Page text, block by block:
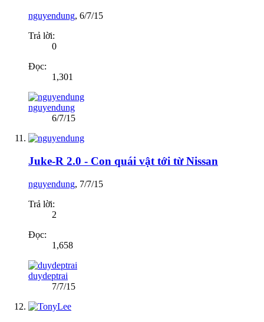
nguyendung, 6/7/15
Trả lời:
0
Đọc:
1,301
nguyendung
6/7/15
Juke-R 2.0 - Con quái vật tới từ Nissan
nguyendung, 7/7/15
Trả lời:
2
Đọc:
1,658
duydeptrai
7/7/15